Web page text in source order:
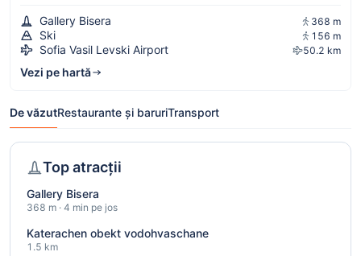
Gallery Bisera 368 m
Ski 156 m
Sofia Vasil Levski Airport 50.2 km
Vezi pe hartă
De văzutRestaurante și baruriTransport
Top atracții
Gallery Bisera
368 m · 4 min pe jos
Katerachen obekt vodohvaschane
1.5 km